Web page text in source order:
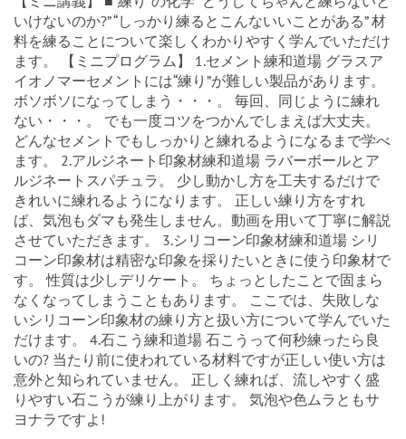
【ミニ講義】 ■“練り”の化学 “どうしてちゃんと練らないと
いけないのか?” “しっかり練るとこんないいことがある” 材
料を練ることについて楽しくわかりやすく学んでいただけ
ます。 【ミニプログラム】 1.セメント練和道場 グラスア
イオノマーセメントには“練り”が難しい製品があります。
ボソボソになってしまう・・・。 毎回、同じように練れ
ない・・・。 でも一度コツをつかんでしまえば大丈夫。
どんなセメントでもしっかりと練れるようになるまで学べ
ます。 2.アルジネート印象材練和道場 ラバーボールとア
ルジネートスパチュラ。 少し動かし方を工夫するだけで
きれいに練れるようになります。 正しい練り方をすれ
ば、気泡もダマも発生しません。動画を用いて丁寧に解説
させていただきます。 3.シリコーン印象材練和道場 シリ
コーン印象材は精密な印象を採りたいときに使う印象材で
す。 性質は少しデリケート。 ちょっとしたことで固まら
なくなってしまうこともあります。 ここでは、失敗しな
いシリコーン印象材の練り方と扱い方について学んでいた
だけます。 4.石こう練和道場 石こうって何秒練ったら良
いの? 当たり前に使われている材料ですが正しい使い方は
意外と知られていません。 正しく練れば、流しやすく盛
りやすい石こうが練り上がります。 気泡や色ムラともサ
ヨナラですよ!